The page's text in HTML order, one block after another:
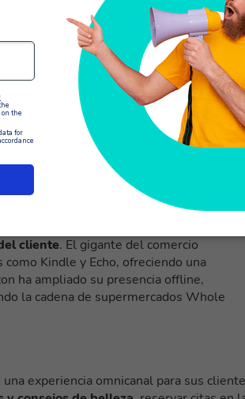
cliente omnicanal
mejoras significativas en la
cliente. El gigante del comercio
Kindle y Echo, ofreciendo una
ha ampliado su presencia offline,
la cadena de supermercados Whole
experiencia omnicanal para sus